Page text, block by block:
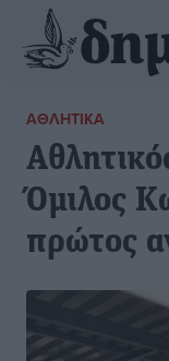
ΑΘΛΗΤΙΚΆ
Όμιλος
πρώτος